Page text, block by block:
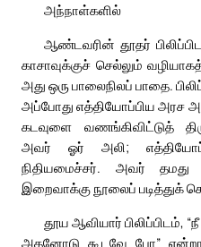
அந்நாள்களில்
ஆண்டவரின் தூதர்
காசாவுக்குச் செல்லும்
அது ஒரு பாலைநிலப் பாதை.
அப்போது எத்தியோப்பிய அரச
கடவுளை வணங்கிவிட்டுத்
அவர் ஓர் அலி;
நிதியமைச்சர். அவர் தமது
இறைவாக்கு நூலைப் படித்துக்
தூய ஆவியார் பிலிப்பிடம்,
அதனோடு கூடவே போ”